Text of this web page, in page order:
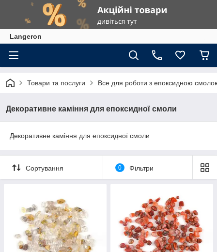
Langeron
Товари та послуги Все для роботи з епоксидною
Декоративне каміння для епоксидної смоли
Декоративне каміння для епоксидної смоли
Сортування 0 Фільтри